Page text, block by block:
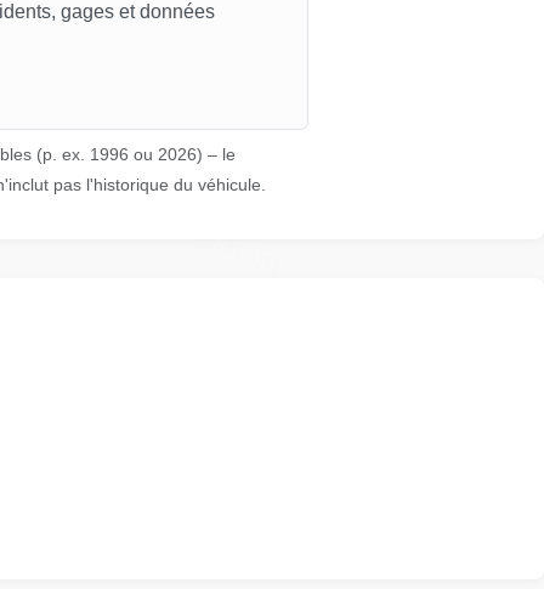
gages et données
(p. ex. 1996 ou 2026) – le
pas l'historique du véhicule.